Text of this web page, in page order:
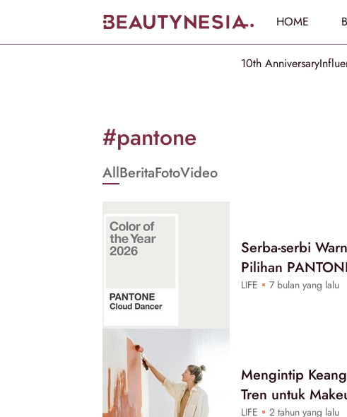
HOME
10th Anniversary
[GET_DATA_TITLE]
Beautynesia
#pantone
AllBeritaFotoVideo
Serba-serbi
Pilihan
LIFE 7 bulan yang lalu
Mengintip
Tren untuk
LIFE 2 tahun yang lalu